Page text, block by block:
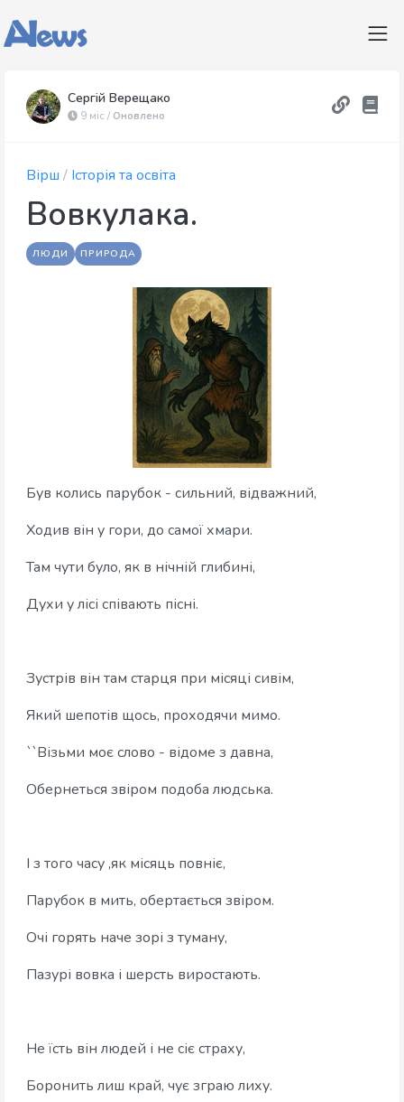
Сергій Верещако
9 міс / Оновлено
Вірш / Історія та освіта
Вовкулака.
ЛЮДИ ПРИРОДА
Був колись парубок - сильний, відважний,
‎Ходив він у гори, до самої хмари.
‎Там чути було, як в нічній глибині,
‎Духи у лісі співають пісні.
‎Зустрів він там старця при місяці сивім,
‎Який шепотів щось, проходячи мимо.
‎``Візьми моє слово - відоме з давна,
‎Обернеться звіром подоба людська.
‎І з того часу ,як місяць повніє,
‎Парубок в мить, обертається звіром.
‎Очі горять наче зорі з туману,
‎Пазурі вовка і шерсть виростають.
‎Не їсть він людей і не сіє страху,
‎Боронить лиш край, чує зграю лиху.